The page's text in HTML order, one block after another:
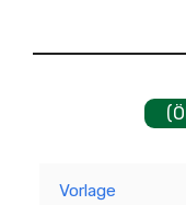
Vorlage